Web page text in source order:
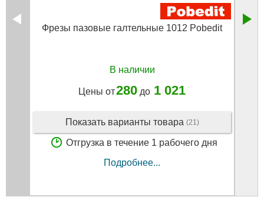
Фрезы пазовые галтельные 1012 Pobedit
В наличии
Цены от280 до 1 021
Показать варианты товара (21)
Отгрузка в течение 1 рабочего дня
Подробнее...